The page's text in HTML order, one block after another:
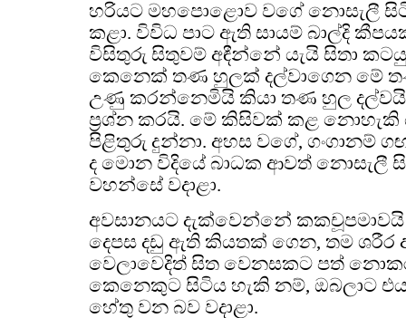
හරියට මහපොළොව වගේ නොසැලී
කළා. විවිධ පාට ඇති සායම් බාල්දි
විසිතුරු සිතුවම් අඳීන්නේ යැයි සිතා
කෙනෙක් තණ හුලක් දල්වාගෙන මේ
උණු කරන්නෙමියි කියා තණ හුල දල්වයි.
ප්‍රශ්න කරයි. මේ කිසිවක් කළ නොහැකි
පිළිතුරු දුන්නා. අහස වගේ, ගංගානම්
ද මොන විදියේ බාධක ආවත් නොසැලී
වහන්සේ වදාළා.
අවසානයට දැක්වෙන්නේ
දෙපස දඩු ඇති කියතක් ගෙන, තම ශරීර
වෙලාවෙදිත් සිත වෙනසකට පත්
කෙනෙකුට සිටිය හැකි නම්, ඔබලාට
හේතු වන බව වදාළා.